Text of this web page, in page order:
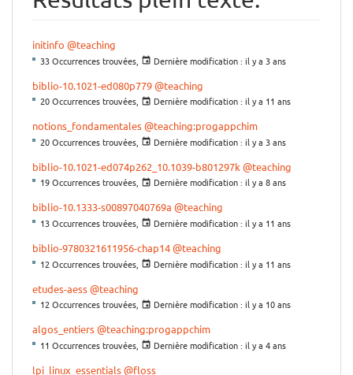
initinfo @teaching
33 Occurrences trouvées, Dernière modification : il y a 3 ans
biblio-10.1021-ed080p779@teaching
20 Occurrences trouvées, Dernière modification : il y a 11 ans
notions_fondamentales@teaching:progappchim
20 Occurrences trouvées, Dernière modification : il y a 3 ans
biblio-10.1021-ed074p262_10.1039-b801297k @teaching
19 Occurrences trouvées, Dernière modification : il y a 8 ans
biblio-10.1333-s00897040769a @teaching
13 Occurrences trouvées, Dernière modification : il y a 11 ans
biblio-9780321611956-chap14@teaching
12 Occurrences trouvées, Dernière modification : il y a 11 ans
etudes-aess@teaching
12 Occurrences trouvées, Dernière modification : il y a 10 ans
algos_entiers@teaching:progappchim
11 Occurrences trouvées, Dernière modification : il y a 4 ans
lpi_linux_essentials@floss